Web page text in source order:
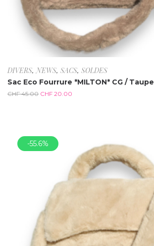
DIVERS,NEWS, SACS, SOLDES
Sac Eco Fourrure *MILTON* CG / Taupe
CHF45.00 CHF 20.00
-55.6%